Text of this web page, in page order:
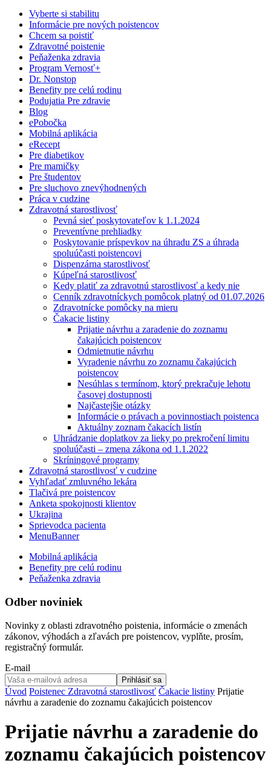
Vyberte si stabilitu
Informácie pre nových poistencov
Chcem sa poistiť
Zdravotné poistenie
Peňaženka zdravia
Program Vernosť+
Dr. Nonstop
Benefity pre celú rodinu
Podujatia Pre zdravie
Blog
ePobočka
Mobilná aplikácia
eRecept
Pre diabetikov
Pre mamičky
Pre študentov
Pre sluchovo znevýhodnených
Práca v cudzine
Zdravotná starostlivosť
Pevná sieť poskytovateľov k 1.1.2024
Preventívne prehliadky
Poskytovanie príspevkov na úhradu ZS a úhrada
spoluúčasti poistencovi
Dispenzárna starostlivosť
Kúpeľná starostlivosť
Kedy platiť za zdravotnú starostlivosť a kedy nie
Cenník zdravotníckych pomôcok platný od 01.07.2026
Zdravotnícke pomôcky na mieru
Čakacie listiny
Prijatie návrhu a zaradenie do zoznamu
čakajúcich poistencov
Odmietnutie návrhu
Vyradenie návrhu zo zoznamu čakajúcich
poistencov
Nesúhlas s termínom, ktorý prekračuje lehotu
časovej dostupnosti
Najčastejšie otázky
Informácie o právach a povinnostiach poistenca
Aktuálny zoznam čakacích listín
Uhrádzanie doplatkov za lieky po prekročení limitu
spoluúčasti – zmena zákona od 1.1.2022
Skríningové programy
Zdravotná starostlivosť v cudzine
Vyhľadať zmluvného lekára
Tlačivá pre poistencov
Anketa spokojnosti klientov
Ukrajina
Sprievodca pacienta
MenuBanner
Mobilná aplikácia
Benefity pre celú rodinu
Peňaženka zdravia
Odber noviniek
Novinky z oblasti zdravotného poistenia, informácie o zmenách
zákonov, výhodách a zľavách pre poistencov, vyplňte, prosím,
registračný formulár.
E-mail
Prihlásiť sa
Úvod Poistenec Zdravotná starostlivosť Čakacie listiny Prijatie
návrhu a zaradenie do zoznamu čakajúcich poistencov
Prijatie návrhu a zaradenie do
zoznamu čakajúcich poistencov